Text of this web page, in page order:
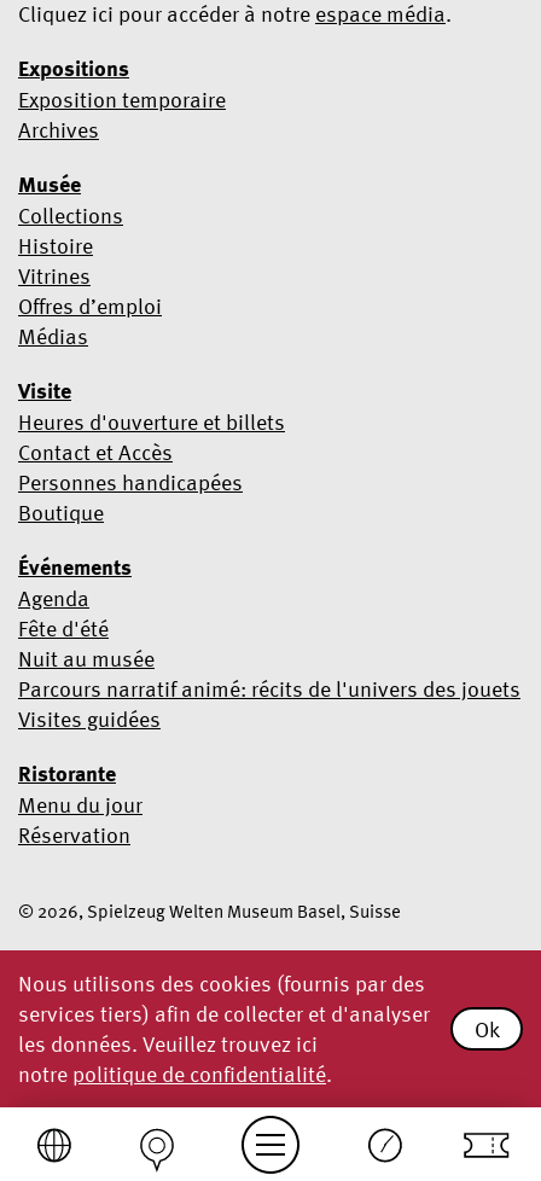
Nous utilisons des cookies (fournis par des
services tiers) afin de collecter et d'analyser
les données. Veuillez trouvez ici
notre politique de confidentialité.
Ok
Einfache Sprache
Spielzeug Welten Museum Basel
Expositions
Fermé aujourd'huidepuis 18h
Billets
Expositions
Exposition temporaire
Archives
Musée
Collections
Histoire
Vitrines
Offres d’emploi
Médias
Visite
Heures d'ouverture et billets
Contact et Accès
Personnes handicapées
Boutique
Événements
Agenda
Fête d'été
Nuit au musée
Parcours narratif animé: récits de l'univers des jouets
Visites guidées
Ristorante
Menu du jour
Réservation
Oui, je souhaite m’abonner à la newsletter
cliquant ci-dessous pour vous abonner, vous acceptez que vos
informations soient transférées à Mailchimp à des fins de
traitement.Pour en savoir plus sur les pratiques de
confidentialité de Mailchimp, cliquez ici
Cliquez ici pour accéder à notre espace média.
© 2026, Spielzeug Welten Museum Basel, Suisse